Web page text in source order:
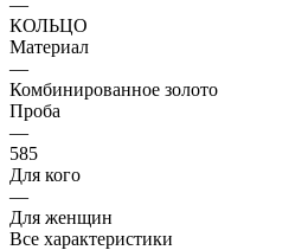
КОЛЬЦО
Материал
—
Комбинированное золото
Проба
—
585
Для кого
—
Для женщин
Все характеристики